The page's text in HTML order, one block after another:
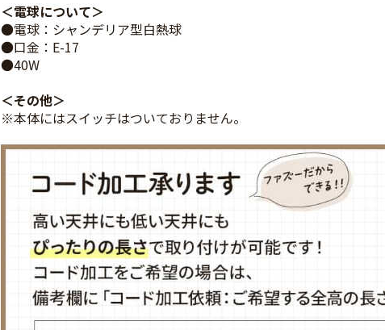
電球について
●電球：シャンデリア型白熱球
●口金：E-17
●40W
その他
※本体にはスイッチはついておりません。